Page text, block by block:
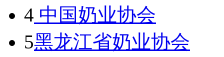
4 中国奶业协会
5黑龙江省奶业协会